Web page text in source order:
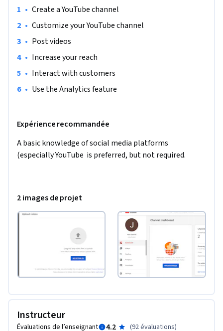
• Create a YouTube channel
• Customize your YouTube channel
• Post videos
• Increase your reach
• Interact with customers
• Use the Analytics feature
Expérience recommandée
A basic knowledge of social media platforms
(especially YouTube  is preferred, but not required.
2 images de projet
Instructeur
Évaluations de l’enseignant 4.2 (92 évaluations)